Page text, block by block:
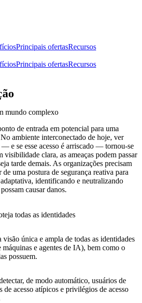
Principais ofertasRecursos
Principais ofertasRecursos
mundo complexo
de entrada em potencial para uma
ambiente interconectado de hoje, ver
— e se esse acesso é arriscado — tornou-se
visibilidade clara, as ameaças podem passar
tarde demais. As organizações precisam
de uma postura de segurança reativa para
identificando e neutralizando
causar danos.
todas as identidades
visão única e ampla de todas as identidades
máquinas e agentes de IA), bem como o
possuem.
de modo automático, usuários de
de acesso atípicos e privilégios de acesso